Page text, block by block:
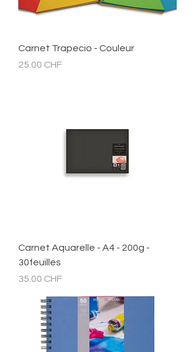
Carnet Trapecio - Couleur
Prix
25.00 CHF
Carnet Aquarelle - A4 - 200g -
30feuilles
Prix
35.00 CHF